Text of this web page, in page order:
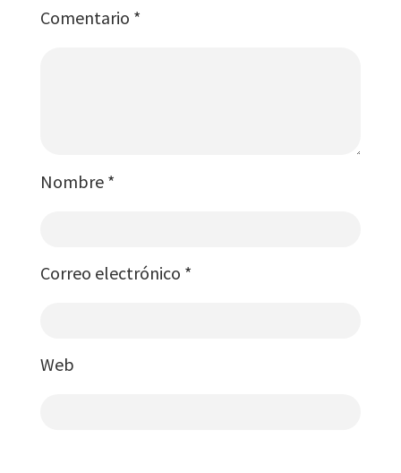
Comentario *
Nombre *
Correo electrónico *
Web